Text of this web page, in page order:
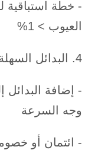
- خطة استباقية
العيوب > 1%
4. البدائل السهلة
- إضافة
وجه السرعة
- ائتمان أو